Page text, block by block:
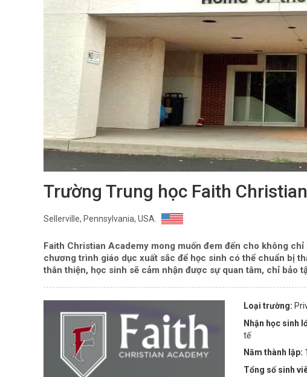
Trường Trung học Faith
Sellerville, Pennsylvania, USA.
Faith Christian Academy mong muốn đem đến cho không
chương trình giáo dục xuất sắc để học sinh có thể chuẩn bị
thân thiện, học sinh sẽ cảm nhận được sự quan tâm, chỉ bảo
Loại trường:
Nhận học sinh
tế
Năm thành lập:
Tổng số sinh